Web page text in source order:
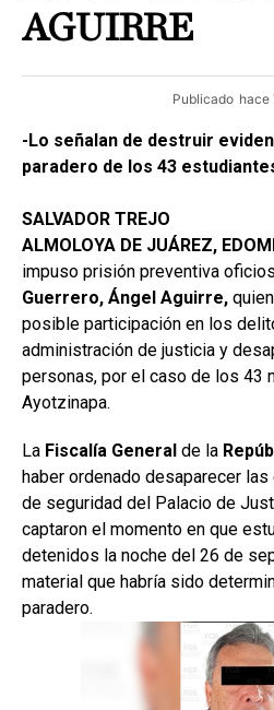
AGUIRRE
Publicado hace
-Lo señalan de destruir
paradero de los 43
SALVADOR TREJO
ALMOLOYA DE JUÁREZ,
impuso prisión preventiva
Guerrero, Ángel Aguirre,
posible participación en los
administración de justicia y
personas, por el caso de los 43
Ayotzinapa.
La Fiscalía General de la
haber ordenado desaparecer
de seguridad del Palacio de
captaron el momento en que
detenidos la noche del 26 de
material que habría sido
paradero.